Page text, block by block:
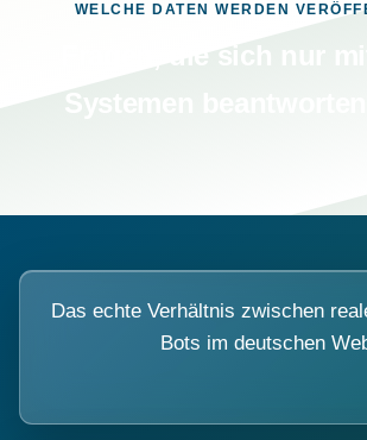
WELCHE DATEN WERDEN
Das echte Verhältnis zwischen
Bots im deutschen